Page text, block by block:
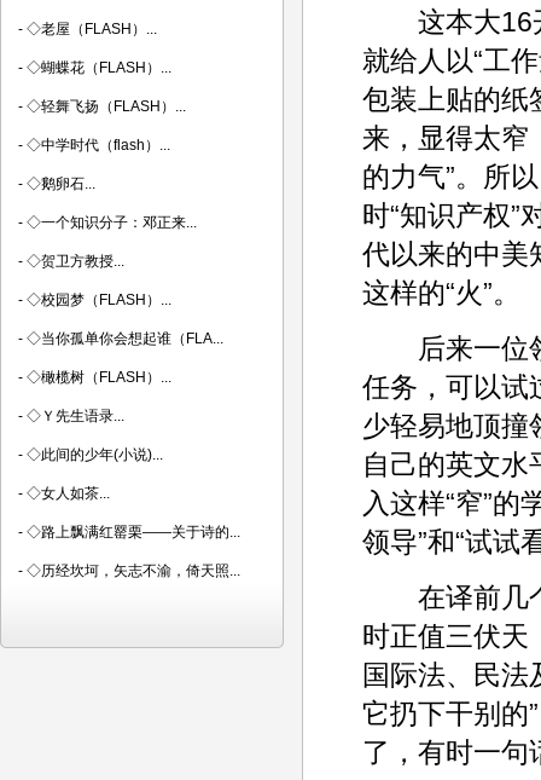
这本大16开
就给人以“工
包装上贴的纸
来，显得太窄
的力气”。所
时“知识产权”
代以来的中美
这样的“火”。
后来一位领
任务，可以试
少轻易地顶撞
自己的英文水
入这样“窄”
领导”和“试试
在译前几个
时正值三伏天
国际法、民法
它扔下干别的
了，有时一句
- ◇老屋（FLASH）...
- ◇蝴蝶花（FLASH）...
- ◇轻舞飞扬（FLASH）...
- ◇中学时代（flash）...
- ◇鹅卵石...
- ◇一个知识分子：邓正来...
- ◇贺卫方教授...
- ◇校园梦（FLASH）...
- ◇当你孤单你会想起谁（FLA...
- ◇橄榄树（FLASH）...
- ◇Ｙ先生语录...
- ◇此间的少年(小说)...
- ◇女人如茶...
- ◇路上飘满红罂栗——关于诗的...
- ◇历经坎坷，矢志不渝，倚天照...